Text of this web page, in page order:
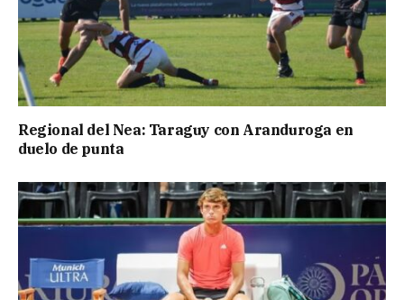
Regional del Nea: Taraguy con Aranduroga en
duelo de punta